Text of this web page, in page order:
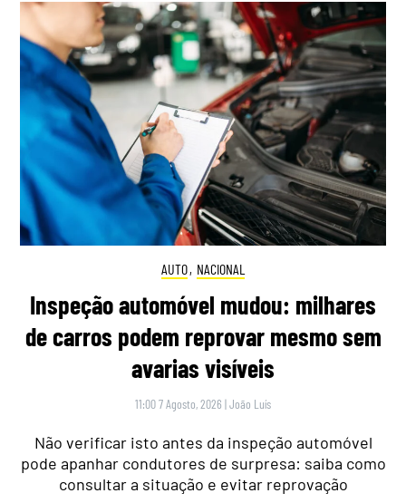
AUTO, NACIONAL
Inspeção automóvel mudou: milhares
de carros podem reprovar mesmo sem
avarias visíveis
11:00 7 Agosto, 2026 |João Luís
Não verificar isto antes da inspeção automóvel
pode apanhar condutores de surpresa: saiba como
consultar a situação e evitar reprovação